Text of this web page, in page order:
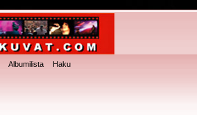
Albumilista Haku